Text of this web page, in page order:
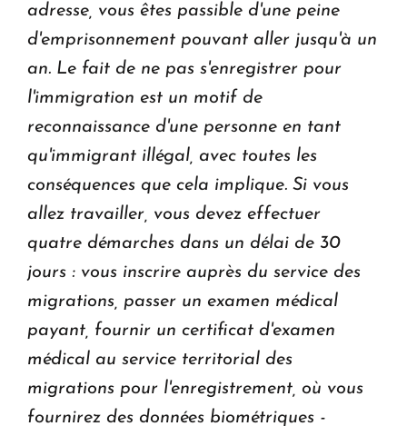
adresse, vous êtes passible d'une peine
d'emprisonnement pouvant aller jusqu'à un
an. Le fait de ne pas s'enregistrer pour
l'immigration est un motif de
reconnaissance d'une personne en tant
qu'immigrant illégal, avec toutes les
conséquences que cela implique. Si vous
allez travailler, vous devez effectuer
quatre démarches dans un délai de 30
jours : vous inscrire auprès du service des
migrations, passer un examen médical
payant, fournir un certificat d'examen
médical au service territorial des
migrations pour l'enregistrement, où vous
fournirez des données biométriques -